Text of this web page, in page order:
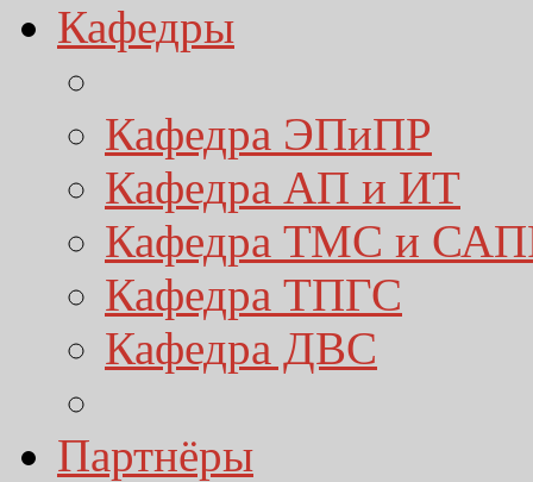
Кафедры
Кафедра ЭПиПР
Кафедра АП и ИТ
Кафедра ТМС и
Кафедра ТПГС
Кафедра ДВС
Партнёры